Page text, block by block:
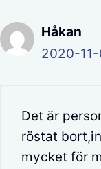
Håkan
2020-
Det är
röstat
mycket för